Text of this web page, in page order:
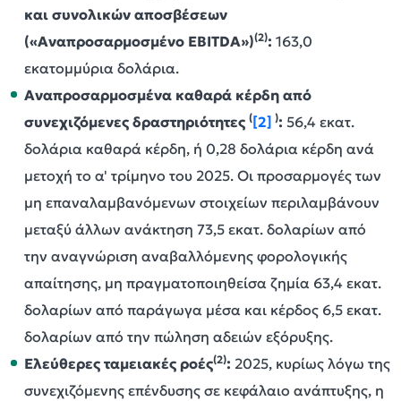
και συνολικών αποσβέσεων
(«Αναπροσαρμοσμένο EBITDA»)(2): 163,0
εκατομμύρια δολάρια.
Αναπροσαρμοσμένα καθαρά κέρδη από
συνεχιζόμενες δραστηριότητες ([2] ): 56,4 εκατ.
δολάρια καθαρά κέρδη, ή 0,28 δολάρια κέρδη ανά
μετοχή το α' τρίμηνο του 2025. Οι προσαρμογές των
μη επαναλαμβανόμενων στοιχείων περιλαμβάνουν
μεταξύ άλλων ανάκτηση 73,5 εκατ. δολαρίων από
την αναγνώριση αναβαλλόμενης φορολογικής
απαίτησης, μη πραγματοποιηθείσα ζημία 63,4 εκατ.
δολαρίων από παράγωγα μέσα και κέρδος 6,5 εκατ.
δολαρίων από την πώληση αδειών εξόρυξης.
Ελεύθερες ταμειακές ροές(2): 2025, κυρίως λόγω της
συνεχιζόμενης επένδυσης σε κεφάλαιο ανάπτυξης, η